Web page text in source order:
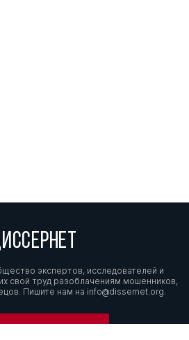
экспертов, исследователей и
свой труд разоблачениям мошенников,
Пишите нам на info@dissernet.org.